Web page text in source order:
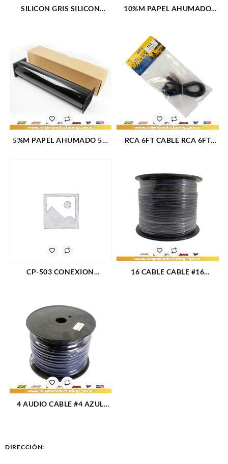
SILICON GRIS SILICON
10%M PAPEL AHUMADO
(1614)
5%M PAPEL AHUMADO 5%
RCA 6FT CABLE RCA 6FT
CP-503 CONEXION
16 CABLE CABLE #16
4 AUDIO CABLE #4 AZUL
DIRECCIÓN: